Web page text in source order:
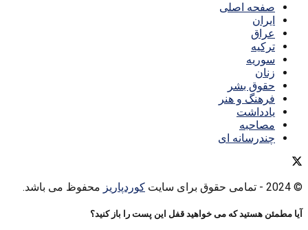
صفحه اصلی
ایران
عراق
ترکیه
سوریه
زنان
حقوق بشر
فرهنگ و هنر
یادداشت
مصاحبه
چندرسانه ای
© 2024 - تمامی حقوق برای سایت کوردپاریز محفوظ می باشد.
آیا مطمئن هستید که می خواهید قفل این پست را باز کنید؟